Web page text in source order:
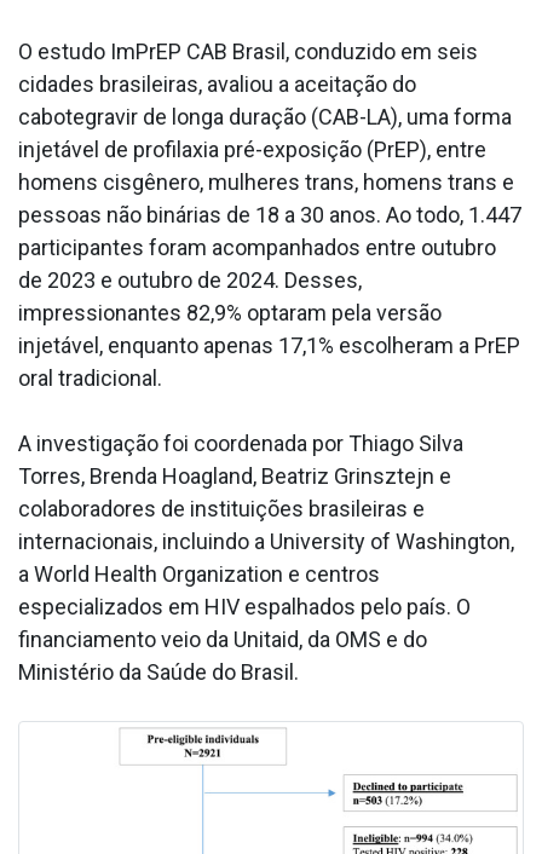
O estudo ImPrEP CAB Brasil, conduzido em seis
cidades brasileiras, avaliou a aceitação do
cabotegravir de longa duração (CAB-LA), uma forma
injetável de profilaxia pré-exposição (PrEP), entre
homens cisgênero, mulheres trans, homens trans e
pessoas não binárias de 18 a 30 anos. Ao todo, 1.447
participantes foram acompanhados entre outubro
de 2023 e outubro de 2024. Desses,
impressionantes 82,9% optaram pela versão
injetável, enquanto apenas 17,1% escolheram a PrEP
oral tradicional.
A investigação foi coordenada por Thiago Silva
Torres, Brenda Hoagland, Beatriz Grinsztejn e
colaboradores de instituições brasileiras e
internacionais, incluindo a University of Washington,
a World Health Organization e centros
especializados em HIV espalhados pelo país. O
financiamento veio da Unitaid, da OMS e do
Ministério da Saúde do Brasil.